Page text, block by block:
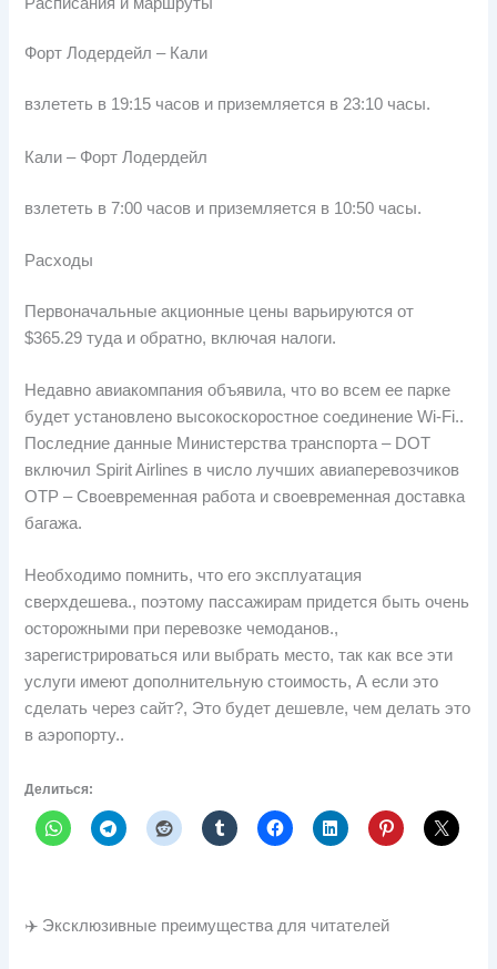
Форт Лодердейл – Кали
взлететь в 19:15 часов и приземляется в 23:10 часы.
Кали – Форт Лодердейл
взлететь в 7:00 часов и приземляется в 10:50 часы.
Расходы
Первоначальные акционные цены варьируются от
$365.29 туда и обратно, включая налоги.
Недавно авиакомпания объявила, что во всем ее парке
будет установлено высокоскоростное соединение Wi-Fi..
Последние данные Министерства транспорта – DOT
включил Spirit Airlines в число лучших авиаперевозчиков
OTP – Своевременная работа и своевременная доставка
багажа.
Необходимо помнить, что его эксплуатация
сверхдешева., поэтому пассажирам придется быть очень
осторожными при перевозке чемоданов.,
зарегистрироваться или выбрать место, так как все эти
услуги имеют дополнительную стоимость, А если это
сделать через сайт?, Это будет дешевле, чем делать это
в аэропорту..
Делиться:
✈️ Эксклюзивные преимущества для читателей